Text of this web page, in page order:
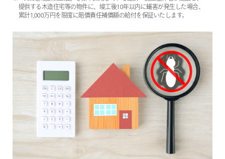
提供する木造住宅等の物件に、竣工後10年以内に蟻害が発生した場合、
累計1,000万円を限度に賠償責任補償額の給付を保証いたします。